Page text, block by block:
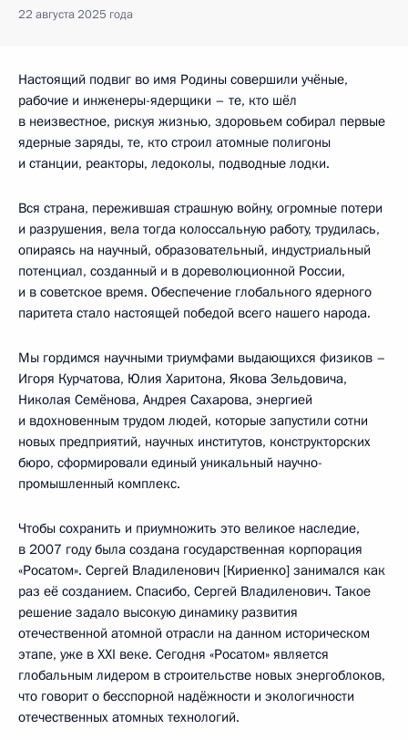
22 августа 2025 года
Настоящий подвиг во имя Родины совершили учёные,
рабочие и инженеры-ядерщики – те, кто шёл
в неизвестное, рискуя жизнью, здоровьем собирал первые
ядерные заряды, те, кто строил атомные полигоны
и станции, реакторы, ледоколы, подводные лодки.
Вся страна, пережившая страшную войну, огромные потери
и разрушения, вела тогда колоссальную работу, трудилась,
опираясь на научный, образовательный, индустриальный
потенциал, созданный и в дореволюционной России,
и в советское время. Обеспечение глобального ядерного
паритета стало настоящей победой всего нашего народа.
Мы гордимся научными триумфами выдающихся физиков –
Игоря Курчатова, Юлия Харитона, Якова Зельдовича,
Николая Семёнова, Андрея Сахарова, энергией
и вдохновенным трудом людей, которые запустили сотни
новых предприятий, научных институтов, конструкторских
бюро, сформировали единый уникальный научно-
промышленный комплекс.
Чтобы сохранить и приумножить это великое наследие,
в 2007 году была создана государственная корпорация
«Росатом». Сергей Владиленович [Кириенко] занимался как
раз её созданием. Спасибо, Сергей Владиленович. Такое
решение задало высокую динамику развития
отечественной атомной отрасли на данном историческом
этапе, уже в XXI веке. Сегодня «Росатом» является
глобальным лидером в строительстве новых энергоблоков,
что говорит о бесспорной надёжности и экологичности
отечественных атомных технологий.